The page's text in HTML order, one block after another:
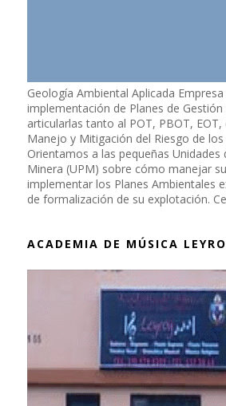
Geología Ambiental Aplicada
implementación de Planes de Gestión
articularlas tanto al POT, PBOT,
Manejo y Mitigación del Riesgo de
Orientamos a las pequeñas Unidades
Minera (UPM) sobre cómo manejar
implementar los Planes Ambientales
de formalización de su explotación.
ACADEMIA DE MÚSICA